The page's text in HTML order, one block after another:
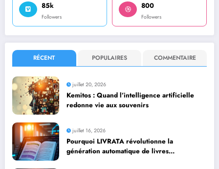
85k
Followers
800
Followers
RÉCENT POPULAIRES COMMENTAIRE
juillet 20, 2026
Kemitos : Quand l’intelligence artificielle
redonne vie aux souvenirs
juillet 16, 2026
Pourquoi LIVRATA révolutionne la
génération automatique de livres